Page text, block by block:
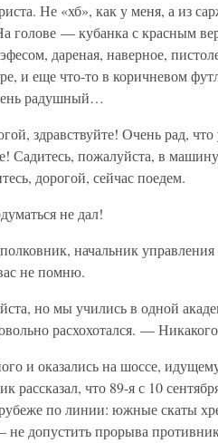
Не «хб», как у меня, а из
голове — кубанка с красным
дареная, наверное,
и еще что-то в коричневом
радушный…
здравствуйте! Очень рад,
Садитесь, пожалуйста, в
дорогой, сейчас поедем.
не дал!
начальник управления
не помню.
но мы учились в одной
расхохотался. —
и оказались на шоссе,
рассказал, что 89-я с 10
по линии: южные скаты
не допустить прорыва